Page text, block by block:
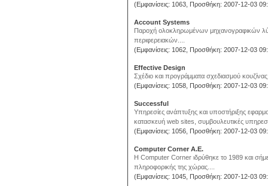
(Εμφανίσεις: 1063, Προσθήκη: 2007-12-03
Account Systems
Παροχή ολοκληρωμένων μηχανογραφικών
περιφερειακών....
(Εμφανίσεις: 1062, Προσθήκη: 2007-12-03
Effective Design
Σχέδιο και προγράμματα σχεδιασμού
(Εμφανίσεις: 1058, Προσθήκη: 2007-12-03
Successful
Υπηρεσίες ανάπτυξης και υποστήριξης
κατασκευή web sites, συμβουλευτικές
(Εμφανίσεις: 1056, Προσθήκη: 2007-12-03
Computer Corner A.E.
H Computer Corner ιδρύθηκε το 1989 και
πληροφορικής της χώρας....
(Εμφανίσεις: 1045, Προσθήκη: 2007-12-03